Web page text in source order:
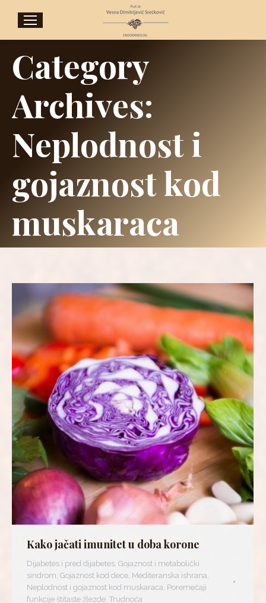
Category
Archives:
Neplodnost i
gojaznost kod
muskaraca
Kako jačati imunitet u doba korone
Dijabetes i pred dijabetes, Gojaznost i metabolički
sindrom, Gojaznost kod dece, Mediteranska ishrana,
Neplodnost i gojaznost kod muskaraca, Poremečaji
funkcije štitaste žlezde, Trudnoća